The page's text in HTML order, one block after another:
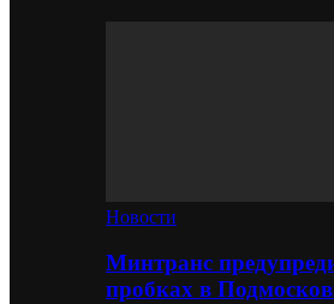
Новости
Минтранс
пробках в